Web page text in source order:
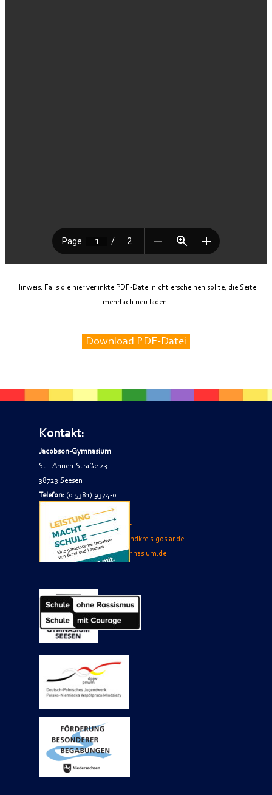
Hinweis: Falls die hier verlinkte PDF-Datei nicht erscheinen sollte, die Seite
mehrfach neu laden.
Download PDF-Datei
Kontakt:
Jacobson-Gymnasium
St. -Annen-Straße 23
38723 Seesen
Telefon: (0 5381) 9374-0
(0 5381) 9374-74
E-Mail Sekretariat: jacobson-
gymnasium.sekretariat(at)landkreis-goslar.de
Internet: www.jacobson-gymnasium.de